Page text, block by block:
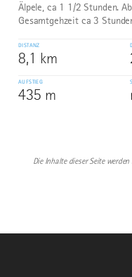
Älpele, ca 1 1/2 Stunden.
Gesamtgehzeit ca 3
DISTANZ
8,1 km
AUFSTIEG
435 m
Die Inhalte dieser Seite